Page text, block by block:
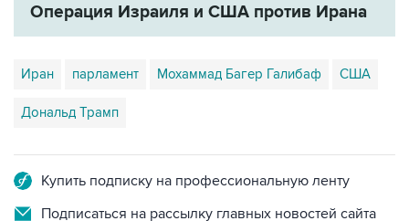
Операция Израиля и США против Ирана
Иран парламент Мохаммад Багер Галибаф США
Дональд Трамп
Купить подписку на профессиональную ленту
Подписаться на рассылку главных новостей сайта